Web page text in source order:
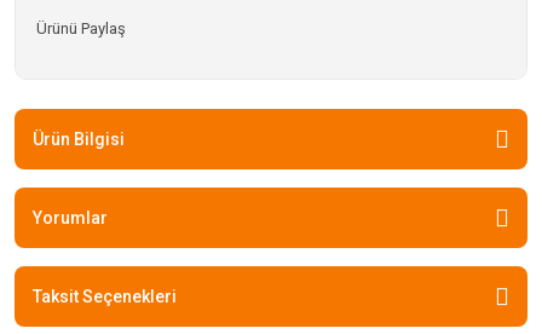
Ürünü Paylaş
Ürün Bilgisi
Yorumlar
Taksit Seçenekleri